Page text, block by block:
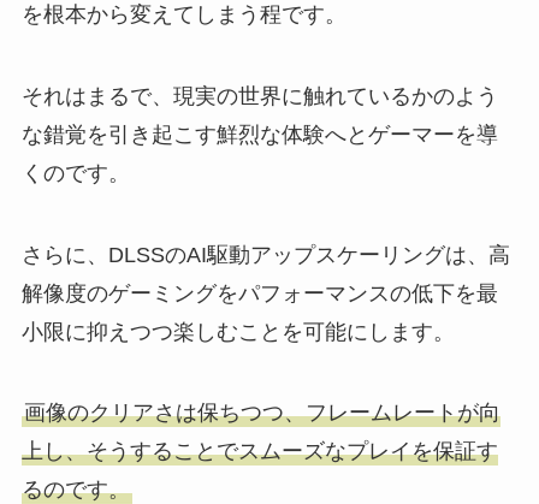
を根本から変えてしまう程です。
それはまるで、現実の世界に触れているかのよう
な錯覚を引き起こす鮮烈な体験へとゲーマーを導
くのです。
さらに、DLSSのAI駆動アップスケーリングは、高
解像度のゲーミングをパフォーマンスの低下を最
小限に抑えつつ楽しむことを可能にします。
画像のクリアさは保ちつつ、フレームレートが向
上し、そうすることでスムーズなプレイを保証す
るのです。